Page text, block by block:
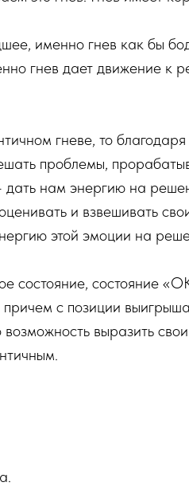
именно гнев как бы
гнев дает движение
гневе, то
проблемы,
нам энергию на
и взвешивать
этой эмоции на
состояние, состояние
с позиции
выразить